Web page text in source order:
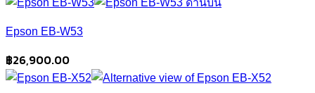
Epson EB-W53
฿26,900.00